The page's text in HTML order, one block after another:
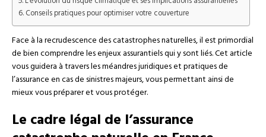
Conseils pratiques pour optimiser votre couverture
Face à la recrudescence des catastrophes naturelles, il est primordial
de bien comprendre les enjeux assurantiels qui y sont liés. Cet article
vous guidera à travers les méandres juridiques et pratiques de
l’assurance en cas de sinistres majeurs, vous permettant ainsi de
mieux vous préparer et vous protéger.
Le cadre légal de l’assurance